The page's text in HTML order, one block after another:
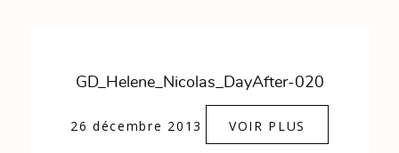
GD_Helene_Nicolas_DayAfter-020
26 décembre 2013 VOIR PLUS
0684841343